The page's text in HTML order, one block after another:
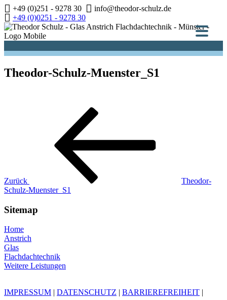
Zum
Inhalt
springen
+49 (0)251 - 9278 30
info@theodor-schulz.de
+49 (0)0251 - 9278 30
Theodor-Schulz-Muenster_S1
Beitragsnavigation
Zurück
Theodor-
Schulz-Muenster_S1
Sitemap
Home
Anstrich
Glas
Flachdachtechnik
Weitere Leistungen
IMPRESSUM | DATENSCHUTZ | BARRIEREFREIHEIT |